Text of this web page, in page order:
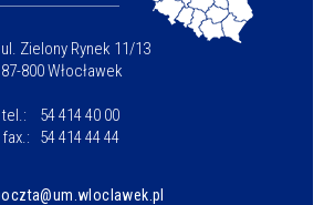
ul. Zielony Rynek 11/13
87-800 Włocławek
tel.:
54 414 40 00
fax.:
54 414 44 44